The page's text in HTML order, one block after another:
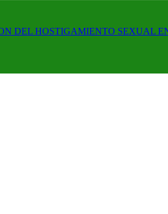
DEL HOSTIGAMIENTO SEXUAL